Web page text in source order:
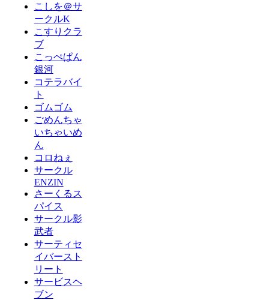
こしを＠サ
ークルK
こすりクラ
ブ
こっぺぱん
銀河
コテラバイ
ト
ゴムゴム
ごめんちゃ
いちゃいめ
ん
コロねぇ
サークル
ENZIN
さーくるス
パイス
サークル影
武者
サーティセ
イバースト
リート
サービスヘ
ブン